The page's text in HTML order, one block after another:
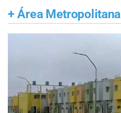
+ Área Metropolitana